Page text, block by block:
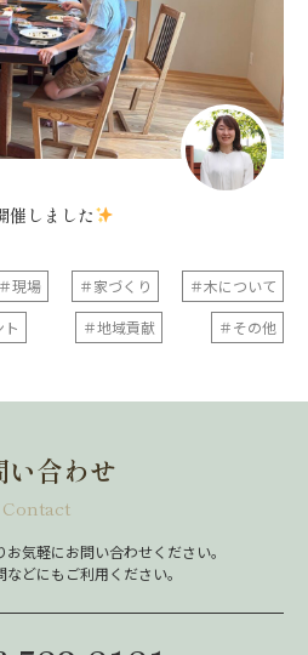
催しました
＃現場 ＃家づくり
＃木について
ト ＃地域貢献 ＃その他
い合わせ
Contact
気軽にお問い合わせください。
どにもご利用ください。